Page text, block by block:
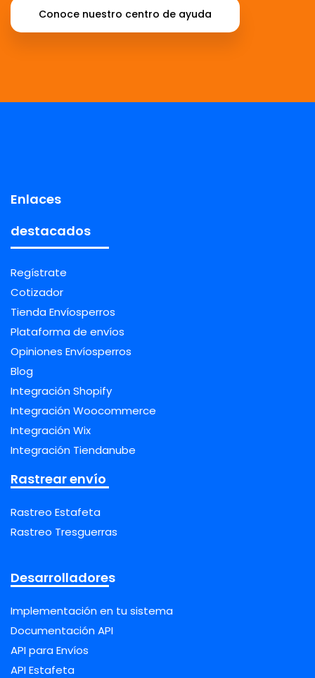
Conoce nuestro centro de ayuda
Enlaces
destacados
Regístrate
Cotizador
Tienda Envíosperros
Plataforma de envíos
Opiniones Envíosperros
Blog
Integración Shopify
Integración Woocommerce
Integración Wix
Integración Tiendanube
Rastrear envío
Rastreo Estafeta
Rastreo Tresguerras
Desarrolladores
Implementación en tu sistema
Documentación API
API para Envíos
API Estafeta